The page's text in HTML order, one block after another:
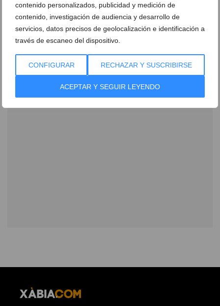
contenido personalizados, publicidad y medición de
contenido, investigación de audiencia y desarrollo de
servicios, datos precisos de geolocalización e identificación a
través de escaneo del dispositivo.
CONFIGURAR RECHAZAR Y SUSCRIBIRSE
ACEPTAR Y SEGUIR LEYENDO